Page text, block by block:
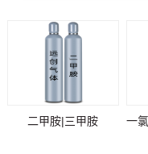
二甲胺|三甲胺